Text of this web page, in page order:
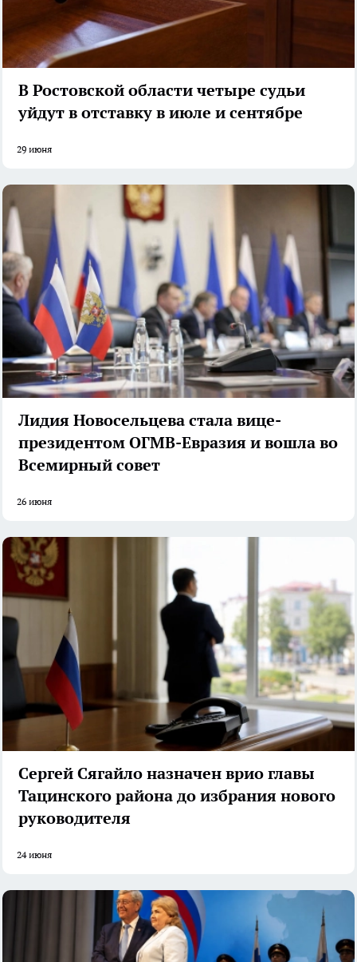
В Ростовской области четыре судьи
уйдут в отставку в июле и сентябре
29 июня
Лидия Новосельцева стала вице-
президентом ОГМВ-Евразия и вошла во
Всемирный совет
26 июня
Сергей Сягайло назначен врио главы
Тацинского района до избрания нового
руководителя
24 июня